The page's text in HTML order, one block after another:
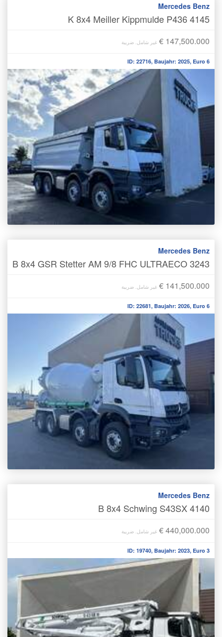
Mercedes Benz
4145 K 8x4 Meiller Kippmulde P436
€ 147,500.000 غير شامل. ضريبة
ID: 22716, Baujahr: 2025, Euro 6
Mercedes Benz
3243 B 8x4 GSR Stetter AM 9/8 FHC ULTRAECO
€ 141,500.000 غير شامل. ضريبة
ID: 22681, Baujahr: 2026, Euro 6
Mercedes Benz
4140 B 8x4 Schwing S43SX
€ 440,000.000 غير شامل. ضريبة
ID: 19740, Baujahr: 2023, Euro 3